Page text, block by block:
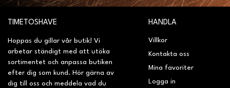
TIMETOSHAVE
Hoppas du gillar vår butik! Vi
arbetar ständigt med att utöka
sortimentet och anpassa butiken
efter dig som kund. Hör gärna av
dig till oss och meddela vad du
HANDLA
Villkor
Kontakta oss
Mina favoriter
Logga in